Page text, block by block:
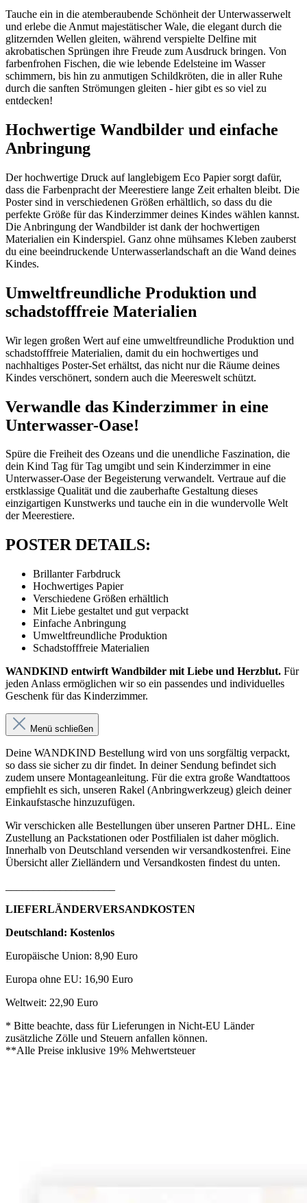
Tauche ein in die atemberaubende Schönheit der Unterwasserwelt
und erlebe die Anmut majestätischer Wale, die elegant durch die
glitzernden Wellen gleiten, während verspielte Delfine mit
akrobatischen Sprüngen ihre Freude zum Ausdruck bringen. Von
farbenfrohen Fischen, die wie lebende Edelsteine im Wasser
schimmern, bis hin zu anmutigen Schildkröten, die in aller Ruhe
durch die sanften Strömungen gleiten - hier gibt es so viel zu
entdecken!
Hochwertige Wandbilder und einfache
Anbringung
Der hochwertige Druck auf langlebigem Eco Papier sorgt dafür,
dass die Farbenpracht der Meerestiere lange Zeit erhalten bleibt. Die
Poster sind in verschiedenen Größen erhältlich, so dass du die
perfekte Größe für das Kinderzimmer deines Kindes wählen kannst.
Die Anbringung der Wandbilder ist dank der hochwertigen
Materialien ein Kinderspiel. Ganz ohne mühsames Kleben zauberst
du eine beeindruckende Unterwasserlandschaft an die Wand deines
Kindes.
Umweltfreundliche Produktion und
schadstofffreie Materialien
Wir legen großen Wert auf eine umweltfreundliche Produktion und
schadstofffreie Materialien, damit du ein hochwertiges und
nachhaltiges Poster-Set erhältst, das nicht nur die Räume deines
Kindes verschönert, sondern auch die Meereswelt schützt.
Verwandle das Kinderzimmer in eine
Unterwasser-Oase!
Spüre die Freiheit des Ozeans und die unendliche Faszination, die
dein Kind Tag für Tag umgibt und sein Kinderzimmer in eine
Unterwasser-Oase der Begeisterung verwandelt. Vertraue auf die
erstklassige Qualität und die zauberhafte Gestaltung dieses
einzigartigen Kunstwerks und tauche ein in die wundervolle Welt
der Meerestiere.
POSTER DETAILS:
Brillanter Farbdruck
Hochwertiges Papier
Verschiedene Größen erhältlich
Mit Liebe gestaltet und gut verpackt
Einfache Anbringung
Umweltfreundliche Produktion
Schadstofffreie Materialien
WANDKIND entwirft Wandbilder mit Liebe und Herzblut. Für
jeden Anlass ermöglichen wir so ein passendes und individuelles
Geschenk für das Kinderzimmer.
Menü schließen
Deine WANDKIND Bestellung wird von uns sorgfältig verpackt,
so dass sie sicher zu dir findet. In deiner Sendung befindet sich
zudem unsere Montageanleitung. Für die extra große Wandtattoos
empfiehlt es sich, unseren Rakel (Anbringwerkzeug) gleich deiner
Einkaufstasche hinzuzufügen.
Wir verschicken alle Bestellungen über unseren Partner DHL. Eine
Zustellung an Packstationen oder Postfilialen ist daher möglich.
Innerhalb von Deutschland versenden wir versandkostenfrei. Eine
Übersicht aller Zielländern und Versandkosten findest du unten.
LIEFERLÄNDERVERSANDKOSTEN
Deutschland: Kostenlos
Europäische Union: 8,90 Euro
Europa ohne EU: 16,90 Euro
Weltweit: 22,90 Euro
* Bitte beachte, dass für Lieferungen in Nicht-EU Länder
zusätzliche Zölle und Steuern anfallen können.
**Alle Preise inklusive 19% Mehwertsteuer